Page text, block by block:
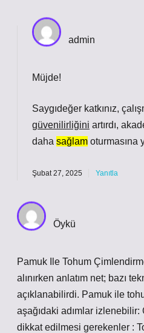
admin
Müjde!
Saygıdeğer katkınız,
güvenilirliğini artırdı,
daha sağlam oturmasına
Şubat 27, 2025 Yanıtla
Öykü
Pamuk Ile Tohum
alınırken anlatım net; bazı
açıklanabilirdi. Pamuk ile
aşağıdaki adımlar izlenebilir:
dikkat edilmesi gerekenler :